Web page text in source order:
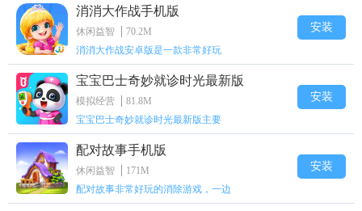
消消大作战手机版
休闲益智
70.2M
消消大作战安卓版是一款非常好玩
安装
宝宝巴士奇妙就诊时光最新版
模拟经营
81.8M
宝宝巴士奇妙就诊时光最新版主要
安装
配对故事手机版
休闲益智
171M
配对故事非常好玩的消除游戏，一边
安装